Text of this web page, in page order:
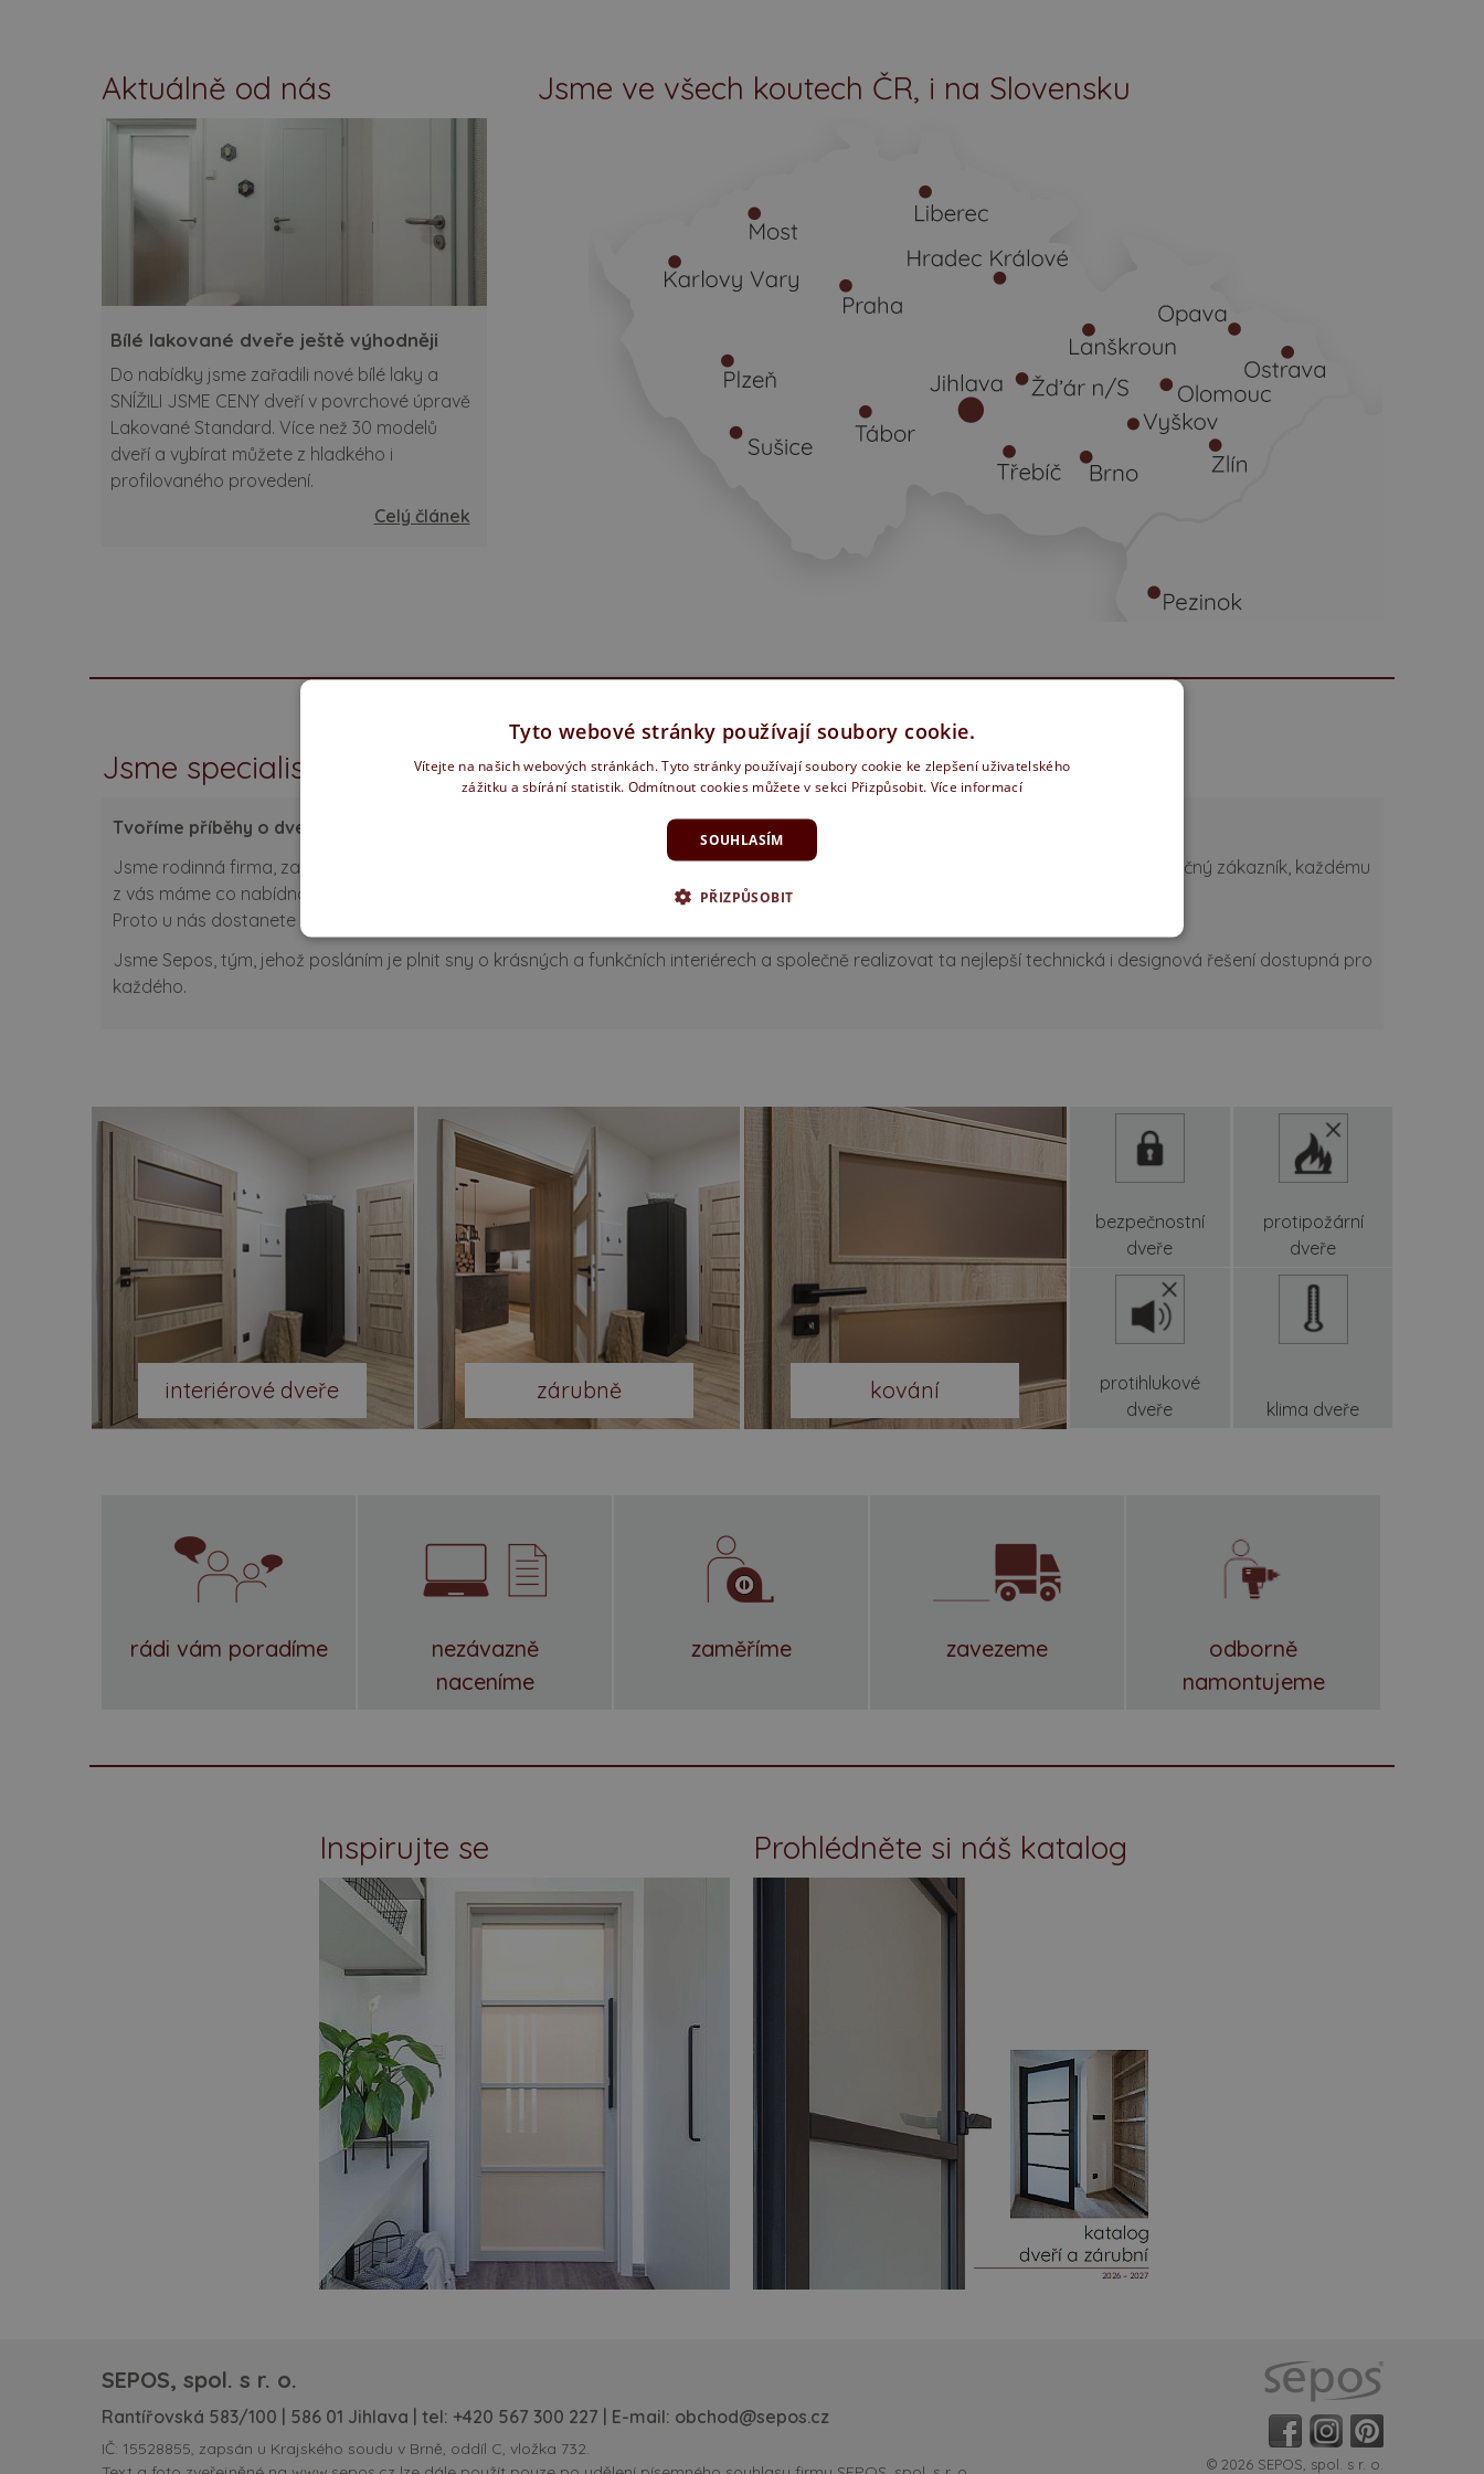
Aktuálně od nás
Bílé lakované dveře ještě výhodněji
Do nabídky jsme zařadili nové bílé laky a
SNÍŽILI JSME CENY dveří v povrchové úpravě
Lakované Standard. Více než 30 modelů
dveří a vybírat můžete z hladkého i
profilovaného provedení.
Celý článek
Jsme ve všech koutech ČR, i na Slovensku
Jsme specialisti na dveře a zárubně
Tvoříme příběhy o dveřích. Už více než tři desítky let.
Jsme rodinná firma, zabýváme se maloobchodním a velkoobchodním prodejem. Ať už jste investor, architekt, stavební firma či konečný zákazník, každému
z vás máme co nabídnout. Smyslem naší práce však není jen prodat dveře nebo vyrobit zárubně, je jím spokojený zákazník.
Proto u nás dostanete kompletní profesionální servis od poradenství až po certifikovanou montáž.
Jsme Sepos, tým, jehož posláním je plnit sny o krásných a funkčních interiérech a společně realizovat ta nejlepší technická i designová řešení dostupná pro
každého.
interiérové dveře zárubně kování
bezpečnostní
dveře
protipožární
dveře
protihlukové
dveře
klima dveře
rádi vám poradíme
nezávazně
naceníme
zaměříme zavezeme
odborně
namontujeme
Inspirujte se Prohlédněte si náš katalog
SEPOS, spol. s r. o.
Rantířovská 583/100 | 586 01 Jihlava | tel: +420 567 300 227 | E-mail: obchod@sepos.cz
IČ: 15528855, zapsán u Krajského soudu v Brně, oddíl C, vložka 732.
© 2026 SEPOS, spol. s r. o.
Tyto webové stránky používají soubory cookie.
Vítejte na našich webových stránkách. Tyto stránky používají soubory cookie ke zlepšení uživatelského
zážitku a sbírání statistik. Odmítnout cookies můžete v sekci Přizpůsobit. Více informací
SOUHLASÍM
PŘIZPŮSOBIT